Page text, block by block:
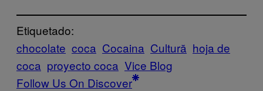
Etiquetado:
chocolate coca Cocaina Cultură hoja de
coca proyecto coca Vice Blog
Follow Us On Discover